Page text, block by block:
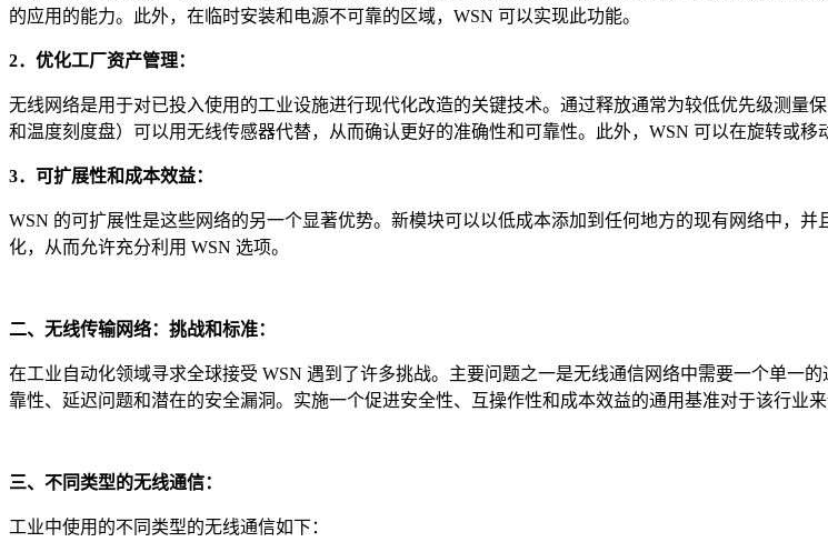
的应用的能力。此外，在临时安装和电源不可靠的区域，WSN 可以实现此功能。
2．优化工厂资产管理：
无线网络是用于对已投入使用的工业设施进行现代化改造的关键技术。通过释放通常为较低优先级测
和温度刻度盘）可以用无线传感器代替，从而确认更好的准确性和可靠性。此外，WSN 可以在旋转或移
3．可扩展性和成本效益：
WSN 的可扩展性是这些网络的另一个显著优势。新模块可以以低成本添加到任何地方的现有网络中，
化，从而允许充分利用 WSN 选项。
二、无线传输网络：挑战和标准：
在工业自动化领域寻求全球接受 WSN 遇到了许多挑战。主要问题之一是无线通信网络中需要一个单一
靠性、延迟问题和潜在的安全漏洞。实施一个促进安全性、互操作性和成本效益的通用基准对于该行业来
三、不同类型的无线通信：
工业中使用的不同类型的无线通信如下：